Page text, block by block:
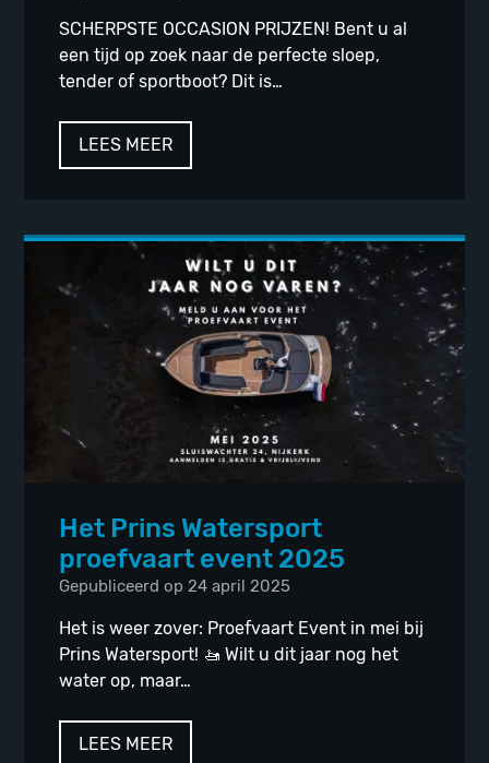
SCHERPSTE OCCASION PRIJZEN! Bent u al
een tijd op zoek naar de perfecte sloep,
tender of sportboot? Dit is…
LEES MEER
Het Prins Watersport
proefvaart event 2025
Gepubliceerd op 24 april 2025
Het is weer zover: Proefvaart Event in mei bij
Prins Watersport! 🚤 Wilt u dit jaar nog het
water op, maar…
LEES MEER